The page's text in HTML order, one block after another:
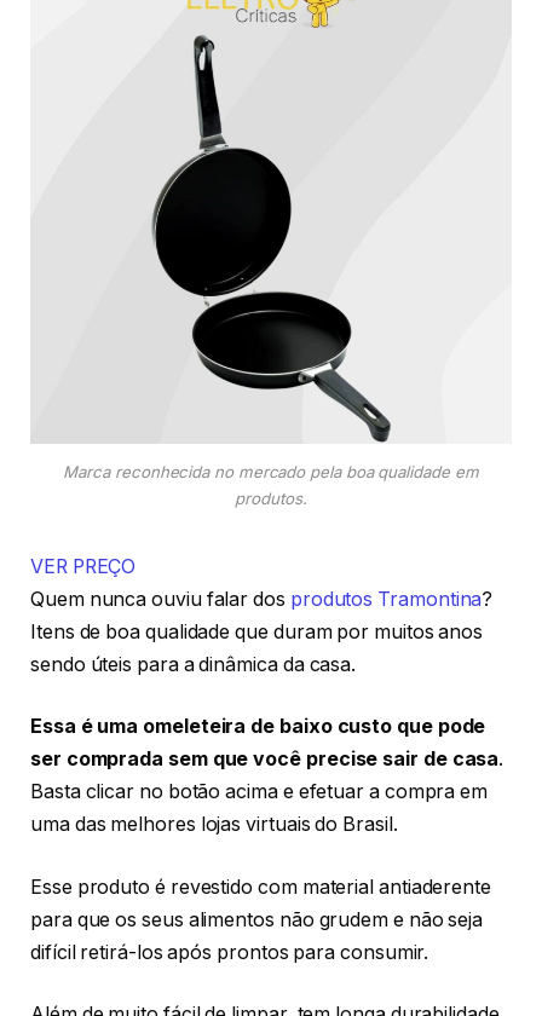
Marca reconhecida no mercado pela boa qualidade em
produtos.
VER PREÇO
Quem nunca ouviu falar dos produtos Tramontina?
Itens de boa qualidade que duram por muitos anos
sendo úteis para a dinâmica da casa.
Essa é uma omeleteira de baixo custo que pode
ser comprada sem que você precise sair de casa.
Basta clicar no botão acima e efetuar a compra em
uma das melhores lojas virtuais do Brasil.
Esse produto é revestido com material antiaderente
para que os seus alimentos não grudem e não seja
difícil retirá-los após prontos para consumir.